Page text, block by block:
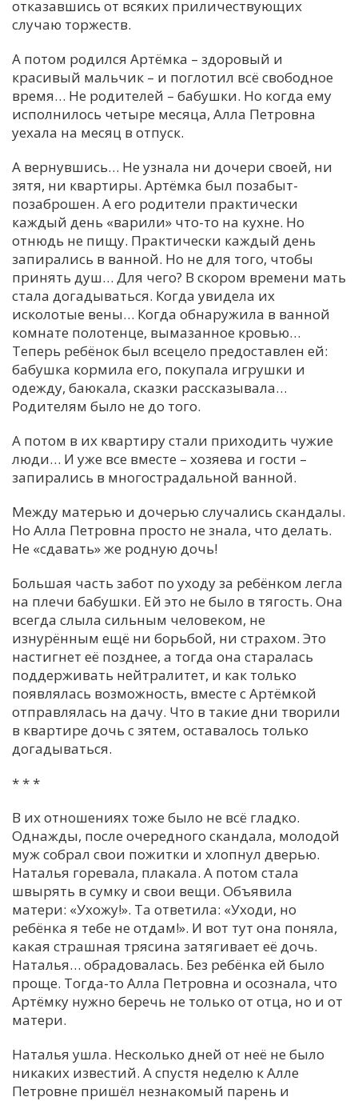
отказавшись от всяких приличествующих
случаю торжеств.
А потом родился Артёмка – здоровый и
красивый мальчик – и поглотил всё свободное
время… Не родителей – бабушки. Но когда ему
исполнилось четыре месяца, Алла Петровна
уехала на месяц в отпуск.
А вернувшись… Не узнала ни дочери своей, ни
зятя, ни квартиры. Артёмка был позабыт-
позаброшен. А его родители практически
каждый день «варили» что-то на кухне. Но
отнюдь не пищу. Практически каждый день
запирались в ванной. Но не для того, чтобы
принять душ… Для чего? В скором времени мать
стала догадываться. Когда увидела их
исколотые вены… Когда обнаружила в ванной
комнате полотенце, вымазанное кровью…
Теперь ребёнок был всецело предоставлен ей:
бабушка кормила его, покупала игрушки и
одежду, баюкала, сказки рассказывала…
Родителям было не до того.
А потом в их квартиру стали приходить чужие
люди… И уже все вместе – хозяева и гости –
запирались в многострадальной ванной.
Между матерью и дочерью случались скандалы.
Но Алла Петровна просто не знала, что делать.
Не «сдавать» же родную дочь!
Большая часть забот по уходу за ребёнком легла
на плечи бабушки. Ей это не было в тягость. Она
всегда слыла сильным человеком, не
изнурённым ещё ни борьбой, ни страхом. Это
настигнет её позднее, а тогда она старалась
поддерживать нейтралитет, и как только
появлялась возможность, вместе с Артёмкой
отправлялась на дачу. Что в такие дни творили
в квартире дочь с зятем, оставалось только
догадываться.
* * *
В их отношениях тоже было не всё гладко.
Однажды, после очередного скандала, молодой
муж собрал свои пожитки и хлопнул дверью.
Наталья горевала, плакала. А потом стала
швырять в сумку и свои вещи. Объявила
матери: «Ухожу!». Та ответила: «Уходи, но
ребёнка я тебе не отдам!». И вот тут она поняла,
какая страшная трясина затягивает её дочь.
Наталья… обрадовалась. Без ребёнка ей было
проще. Тогда-то Алла Петровна и осознала, что
Артёмку нужно беречь не только от отца, но и от
матери.
Наталья ушла. Несколько дней от неё не было
никаких известий. А спустя неделю к Алле
Петровне пришёл незнакомый парень и